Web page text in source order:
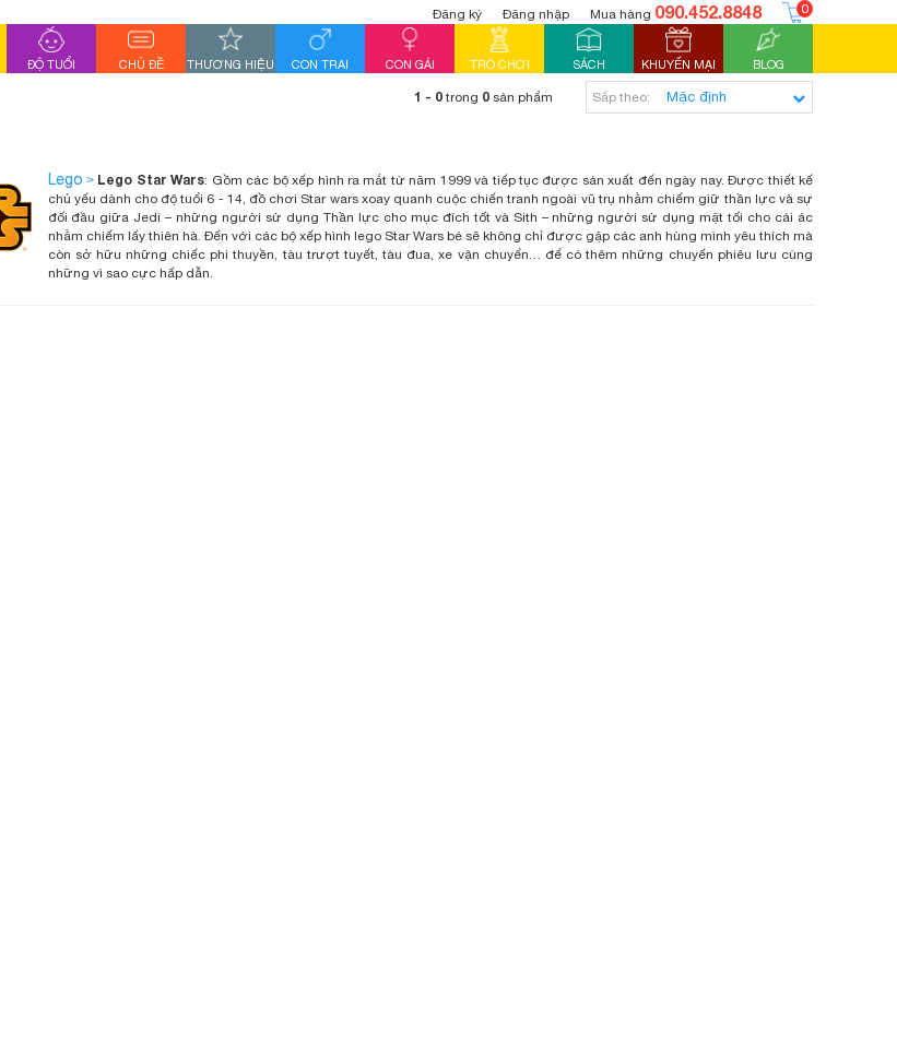
Đăng ký Đăng nhập Mua hàng 090.452.8848 0
ĐỘ TUỔI CHỦ ĐỀ THƯƠNG HIỆU CON TRAI CON GÁI TRÒ CHƠI SÁCH KHUYẾN MẠI BLOG
1 - 0trong 0 sản phẩm Sắp theo:
Lego > Lego Star Wars: Gồm các bộ xếp hình ra mắt từ năm 1999 và tiếp tục được sản xuất đến ngày nay. Được thiết kế
chủ yếu dành cho độ tuổi 6 - 14, đồ chơi Star wars xoay quanh cuộc chiến tranh ngoài vũ trụ nhằm chiếm giữ thần lực và sự
đối đầu giữa Jedi – những người sử dụng Thần lực cho mục đích tốt và Sith – những người sử dụng mặt tối cho cái ác
nhằm chiếm lấy thiên hà. Đến với các bộ xếp hình lego Star Wars bé sẽ không chỉ được gặp các anh hùng mình yêu thích mà
còn sở hữu những chiếc phi thuyền, tàu trượt tuyết, tàu đua, xe vận chuyển… để có thêm những chuyến phiêu lưu cùng
những vì sao cực hấp dẫn.